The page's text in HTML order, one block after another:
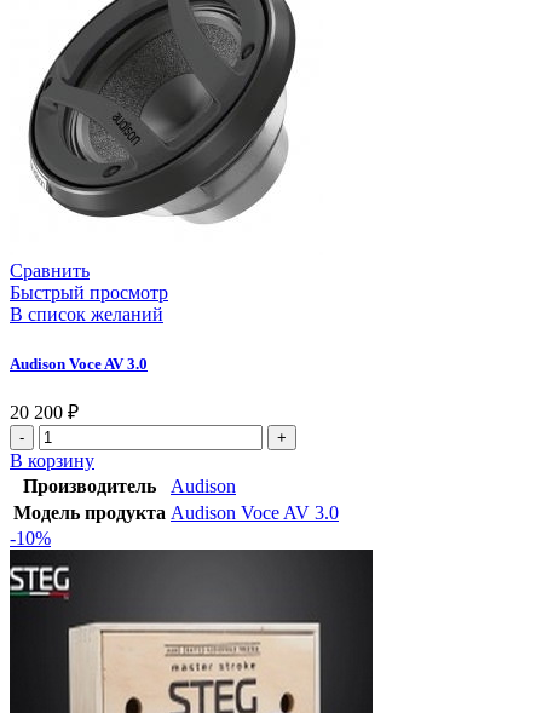
Сравнить
Быстрый просмотр
В список желаний
Audison Voce AV 3.0
20 200 ₽
В корзину
Производитель
Audison
Модель продукта Audison Voce AV 3.0
-10%